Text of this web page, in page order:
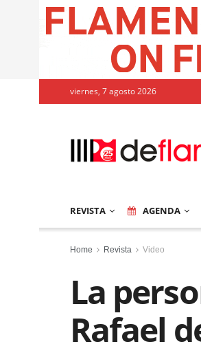
viernes, 7 agosto 2026
REVISTA AGENDA
Home Revista Video
La
Rafael